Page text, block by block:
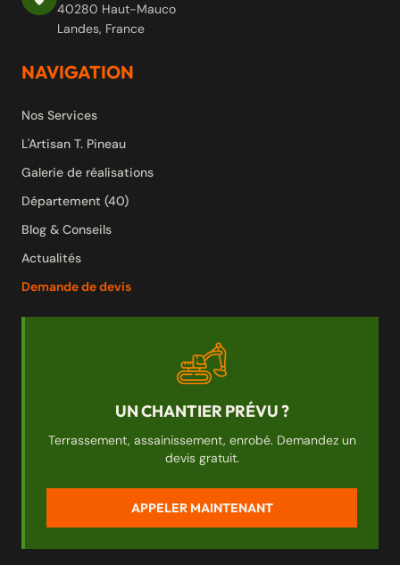
40280 Haut-Mauco
Landes, France
NAVIGATION
Nos Services
L'Artisan T. Pineau
Galerie de réalisations
Département (40)
Blog & Conseils
Actualités
Demande de devis
UN CHANTIER PRÉVU ?
Terrassement, assainissement, enrobé. Demandez un
devis gratuit.
APPELER MAINTENANT